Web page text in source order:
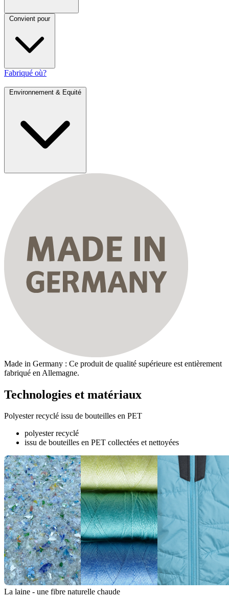
Convient pour
Fabriqué où?
Environnement & Equité
Made in Germany : Ce produit de qualité supérieure est entièrement
fabriqué en Allemagne.
Technologies et matériaux
Polyester recyclé issu de bouteilles en PET
polyester recyclé
issu de bouteilles en PET collectées et nettoyées
La laine - une fibre naturelle chaude